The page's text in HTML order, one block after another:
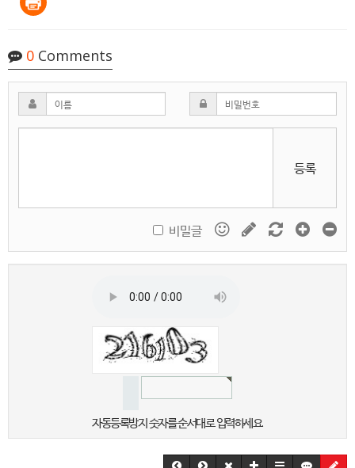
0 Comments
등록
비밀글
자동등록방지 숫자를 순서대로 입력하세요.